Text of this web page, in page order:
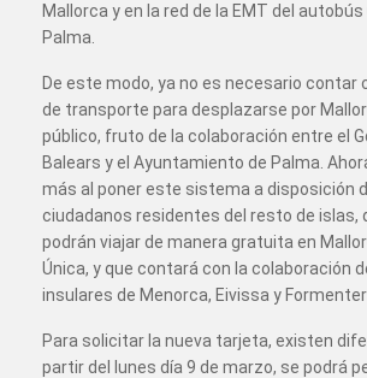
Mallorca y en la red de la EMT del
Palma.
De este modo, ya no es necesario contar
de transporte para desplazarse por
público, fruto de la colaboración entre el
Balears y el Ayuntamiento de Palma.
más al poner este sistema a disposición
ciudadanos residentes del resto de islas,
podrán viajar de manera gratuita en
Única, y que contará con la colaboración
insulares de Menorca, Eivissa y
Para solicitar la nueva tarjeta, existen
partir del lunes día 9 de marzo, se podrá